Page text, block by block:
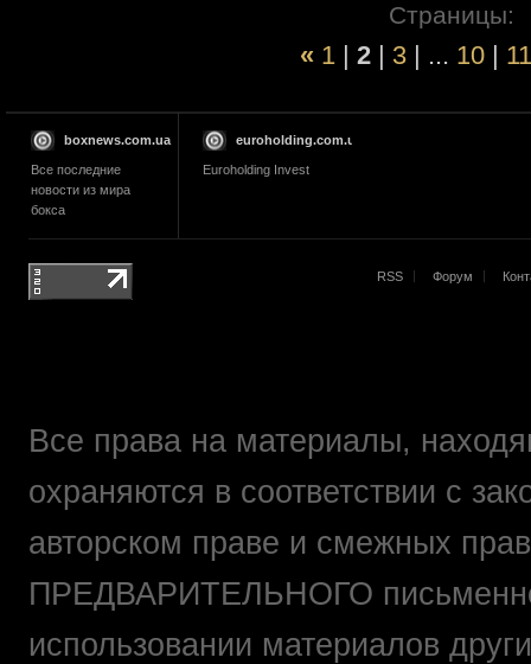
Страницы:
« 1| 2| 3| ... 10| 11
boxnews.com.ua
Все последние
новости из мира
бокса
euroholding.com.ua
Euroholding Invest
RSS Форум
Все права на материалы,
охраняются в соответствии с
авторском праве и смежных
ПРЕДВАРИТЕЛЬНОГО
использовании материалов